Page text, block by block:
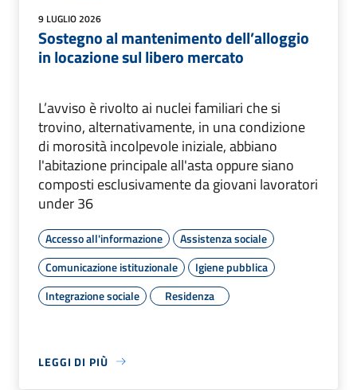
9 LUGLIO 2026
Sostegno al mantenimento dell’alloggio
in locazione sul libero mercato
L’avviso è rivolto ai nuclei familiari che si
trovino, alternativamente, in una condizione
di morosità incolpevole iniziale, abbiano
l'abitazione principale all'asta oppure siano
composti esclusivamente da giovani lavoratori
under 36
Accesso all'informazione
Assistenza sociale
Comunicazione istituzionale
Igiene pubblica
Integrazione sociale
Residenza
LEGGI DI PIÙ